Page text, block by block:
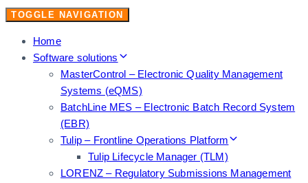
TOGGLE NAVIGATION
Home
Software solutions
MasterControl – Electronic Quality Management
Systems (eQMS)
BatchLine MES – Electronic Batch Record System
(EBR)
Tulip – Frontline Operations Platform
Tulip Lifecycle Manager (TLM)
LORENZ – Regulatory Submissions Management